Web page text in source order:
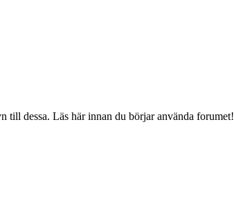
till dessa. Läs här innan du börjar använda forumet!